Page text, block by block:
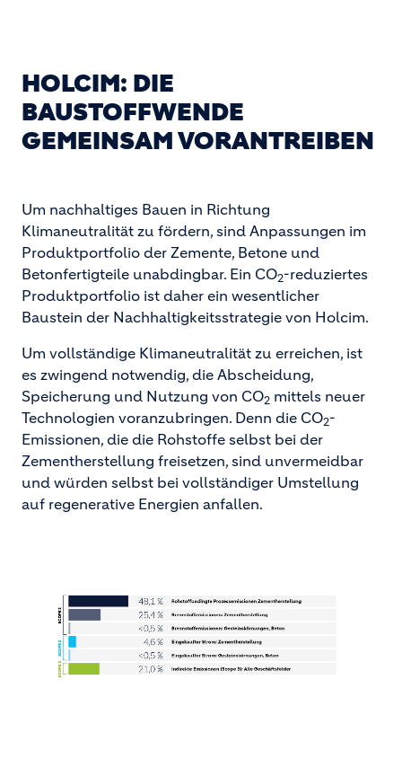
HOLCIM: DIE
BAUSTOFFWENDE
GEMEINSAM VORANTREIBEN
Um nachhaltiges Bauen in Richtung
Klimaneutralität zu fördern, sind Anpassungen im
Produktportfolio der Zemente, Betone und
Betonfertigteile unabdingbar. Ein CO2-reduziertes
Produktportfolio ist daher ein wesentlicher
Baustein der Nachhaltigkeitsstrategie von Holcim.
Um vollständige Klimaneutralität zu erreichen, ist
es zwingend notwendig, die Abscheidung,
Speicherung und Nutzung von CO2 mittels neuer
Technologien voranzubringen. Denn die CO2-
Emissionen, die die Rohstoffe selbst bei der
Zementherstellung freisetzen, sind unvermeidbar
und würden selbst bei vollständiger Umstellung
auf regenerative Energien anfallen.